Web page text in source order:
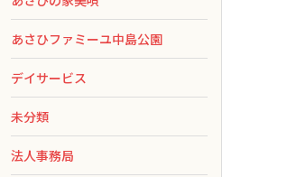
あさひファミーユ中島公園
デイサービス
未分類
法人事務局